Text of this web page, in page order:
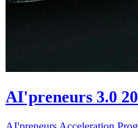
AI'preneurs 3.0